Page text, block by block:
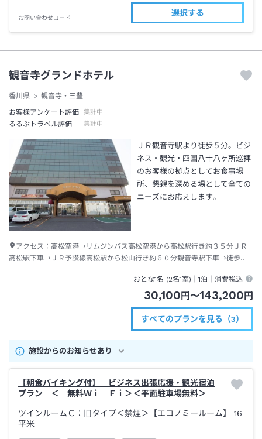
お問い合わせコード
選択する
観音寺グランドホテル
香川県
観音寺・三豊
お客様アンケート評価
集計中
るるぶトラベル評価 集計中
ＪＲ観音寺駅より徒歩５分。ビジ
ネス・観光・四国八十八ヶ所巡拝
のお客様の拠点としてお食事場
所、懇親を深める場として全ての
ニーズにお応えします。
アクセス： 高松空港→リムジンバス高松空港から高松駅行き約３５分ＪＲ
高松駅下車→ＪＲ予讃線高松駅から松山行き約６０分観音寺駅下車→徒歩約
おとな1名 (2名1室)｜1泊 ｜消費税込
30,100円〜143,200円
すべてのプランを見る（3）
施設からのお知らせあり
【朝食バイキング付】 ビジネス出張応援・観光宿泊
プラン ＜ 無料Ｗｉ‐Ｆｉ＞＜平面駐車場無料＞
ツインルームＣ：旧タイプ＜禁煙＞【エコノミールーム】
16
平米